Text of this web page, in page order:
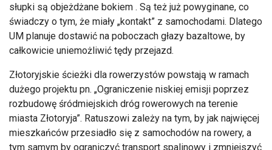
słupki są objeżdżane bokiem . Są też już powyginane, co
świadczy o tym, że miały „kontakt” z samochodami. Dlatego
UM planuje dostawić na poboczach głazy bazaltowe, by
całkowicie uniemożliwić tędy przejazd.
Złotoryjskie ścieżki dla rowerzystów powstają w ramach
dużego projektu pn. „Ograniczenie niskiej emisji poprzez
rozbudowę śródmiejskich dróg rowerowych na terenie
miasta Złotoryja”. Ratuszowi zależy na tym, by jak najwięcej
mieszkańców przesiadło się z samochodów na rowery, a
tym samym by ograniczyć transport spalinowy i zmniejszyć